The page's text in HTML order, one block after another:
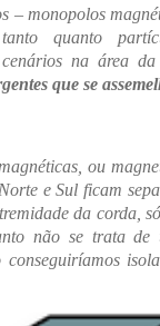
– monopolos
quanto
na área
que se
ou
e Sul ficam
da corda,
não se trata de